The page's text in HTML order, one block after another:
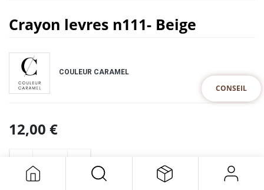
CONSEIL
Crayon levres n111- Beige
COULEUR CARAMEL
12,00 €